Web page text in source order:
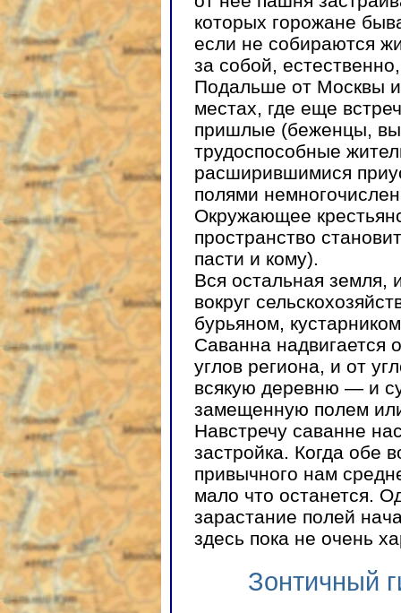
которых горожане
если не собираются
за собой,
Подальше от Москвы и
местах, где еще
пришлые (беженцы,
трудоспособные
расширившимися
полями
Окружающее
пространство
пасти и кому).
Вся остальная земля,
вокруг
бурьяном,
Саванна надвигается
углов региона, и от
всякую деревню — и
замещенную полем
Навстречу саванне
застройка. Когда обе
привычного нам
мало что останется.
зарастание полей
здесь пока не очень
Зонтичный